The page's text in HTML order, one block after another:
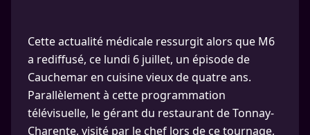
Cette actualité médicale ressurgit alors que M6
a rediffusé, ce lundi 6 juillet, un épisode de
Cauchemar en cuisine vieux de quatre ans.
Parallèlement à cette programmation
télévisuelle, le gérant du restaurant de Tonnay-
Charente, visité par le chef lors de ce tournage,